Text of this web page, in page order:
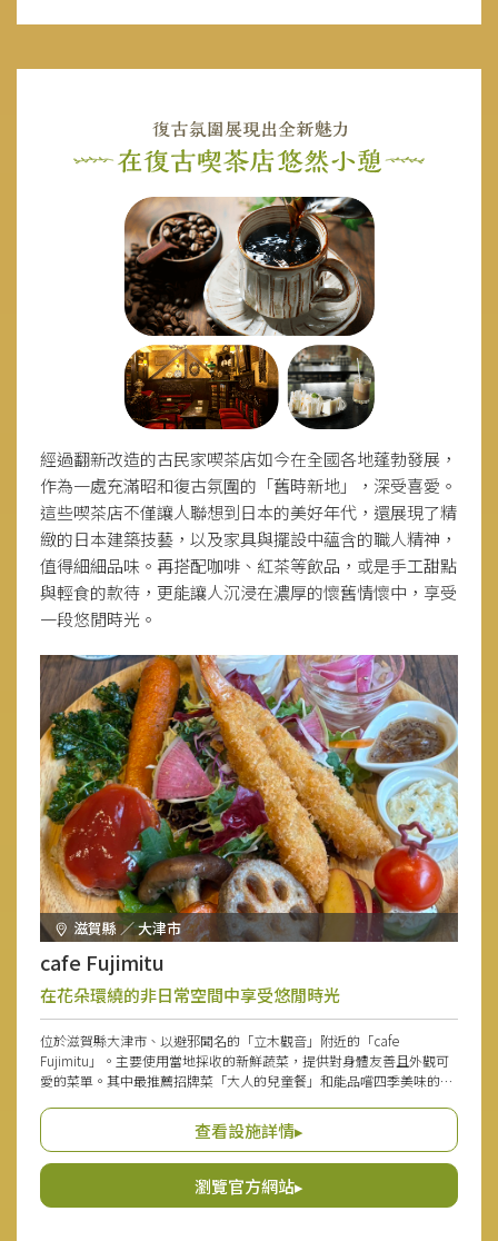
經過翻新改造的古民家喫茶店如今在全國各地蓬勃發展，
作為一處充滿昭和復古氛圍的「舊時新地」，深受喜愛。
這些喫茶店不僅讓人聯想到日本的美好年代，還展現了精
緻的日本建築技藝，以及家具與擺設中蘊含的職人精神，
值得細細品味。再搭配咖啡、紅茶等飲品，或是手工甜點
與輕食的款待，更能讓人沉浸在濃厚的懷舊情懷中，享受
一段悠閒時光。
滋賀縣 ／ 大津市
cafe Fujimitu
在花朵環繞的非日常空間中享受悠閒時光
位於滋賀縣大津市、以避邪聞名的「立木觀音」附近的「cafe
Fujimitu」。主要使用當地採收的新鮮蔬菜，提供對身體友善且外觀可
愛的菜單。其中最推薦招牌菜「大人的兒童餐」和能品嚐四季美味的
甜點也很受好評。在以花為主題、擺放手工雜貨的空間裡，這是熱愛手
作的店主傾注心意打造的空間，想一邊放鬆一邊享受料理和花。
查看設施詳情▸
瀏覽官方網站▸